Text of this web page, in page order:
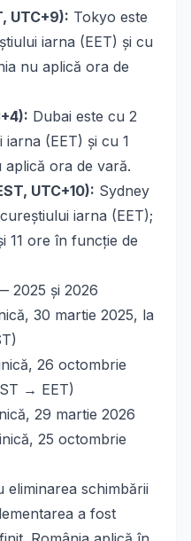
UTC+9): Tokyo este
iarna (EET) și cu
nu aplică ora de
Dubai este cu 2
(EET) și cu 1
ora de vară.
UTC+10): Sydney
iarna (EET);
11 ore în funcție de
2025 și 2026
30 martie 2025, la
26 octombrie
→ EET)
29 martie 2026
25 octombrie
eliminarea schimbării
a fost